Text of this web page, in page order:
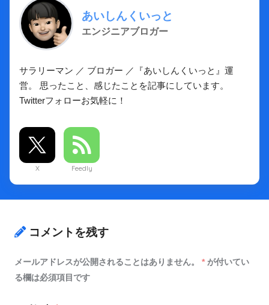
あいしんくいっと
エンジニアブロガー
サラリーマン ／ ブロガー ／『あいしんくいっと』運
営。 思ったこと、感じたことを記事にしています。
Twitterフォローお気軽に！
X Feedly
コメントを残す
メールアドレスが公開されることはありません。 * が付いてい
る欄は必須項目です